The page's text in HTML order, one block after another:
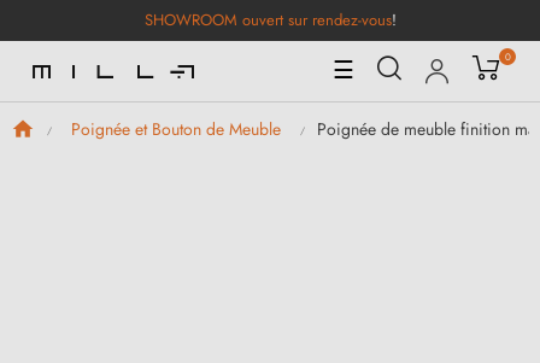
SHOWROOM ouvert sur rendez-vous!
Basculer
la
navigation
☰ 0
Poignée et Bouton de Meuble Poignée de meuble finition